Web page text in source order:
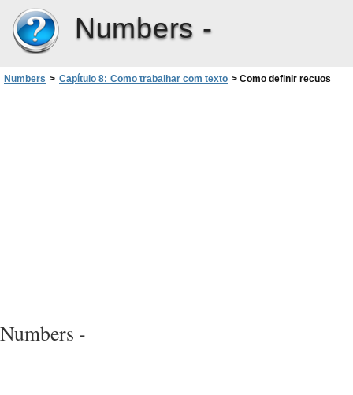
Numbers -
Numbers > Capítulo 8: Como trabalhar com texto > Como definir recuos
Numbers -